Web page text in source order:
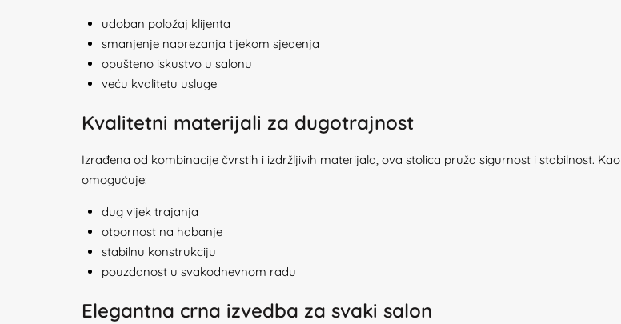
udoban položaj klijenta
smanjenje naprezanja tijekom sjedenja
opušteno iskustvo u salonu
veću kvalitetu usluge
Kvalitetni materijali za dugotrajnost
Izrađena od kombinacije čvrstih i izdržljivih materijala, ova stolica pruža sigurnost i stabilnost. Kao
omogućuje:
dug vijek trajanja
otpornost na habanje
stabilnu konstrukciju
pouzdanost u svakodnevnom radu
Elegantna crna izvedba za svaki salon